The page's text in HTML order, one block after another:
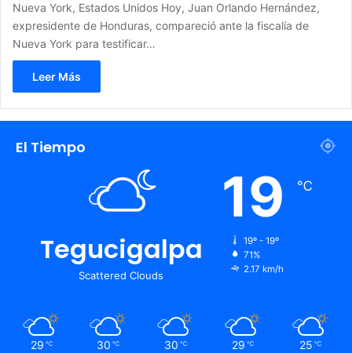
Nueva York, Estados Unidos Hoy, Juan Orlando Hernández,
expresidente de Honduras, compareció ante la fiscalía de
Nueva York para testificar…
Leer Más
El Tiempo
Tegucigalpa
Scattered Clouds
19 ℃
19º - 19º
71%
2.17 km/h
29 ℃ 30 ℃ 30 ℃ 29 ℃ 25 ℃